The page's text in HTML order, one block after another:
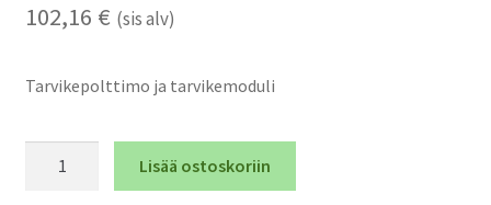
102,16 € (sis alv)
Tarvikepolttimo ja tarvikemoduli
Lisää ostoskoriin